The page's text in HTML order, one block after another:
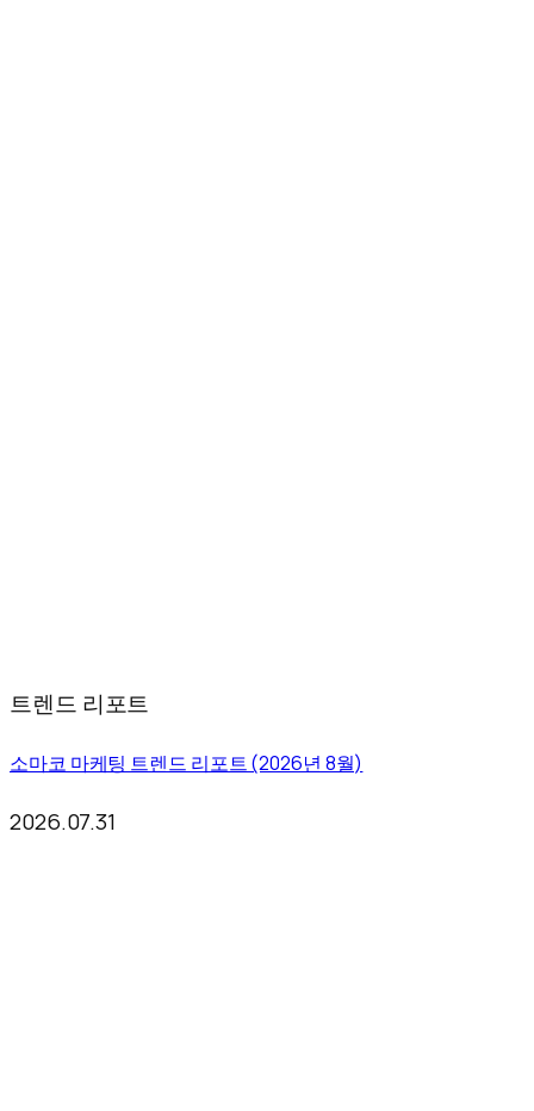
트렌드 리포트
소마코 마케팅 트렌드 리포트 (2026년 8월)
2026.07.31